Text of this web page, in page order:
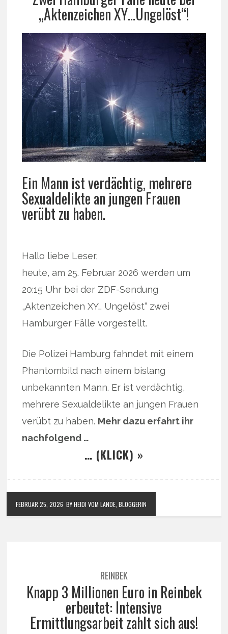
„Aktenzeichen XY…Ungelöst“!
Ein Mann ist verdächtig, mehrere
Sexualdelikte an jungen Frauen
verübt zu haben.
Hallo liebe Leser,
heute, am 25. Februar 2026 werden um
20:15 Uhr bei der ZDF-Sendung
„Aktenzeichen XY… Ungelöst“ zwei
Hamburger Fälle vorgestellt.
Die Polizei Hamburg fahndet mit einem
Phantombild nach einem bislang
unbekannten Mann. Er ist verdächtig,
mehrere Sexualdelikte an jungen Frauen
verübt zu haben. Mehr dazu erfahrt ihr
nachfolgend …
… (KLICK) »
FEBRUAR 25, 2026 BY HEIDI VOM LANDE, BLOGGERIN
REINBEK
Knapp 3 Millionen Euro in Reinbek
erbeutet: Intensive
Ermittlungsarbeit zahlt sich aus!